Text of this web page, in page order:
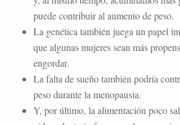
puede contribuir al aumento de peso.
La genética también juega un papel
que algunas mujeres sean más
engordar.
La falta de sueño también podría
peso durante la menopausia.
Y, por último, la alimentación poco